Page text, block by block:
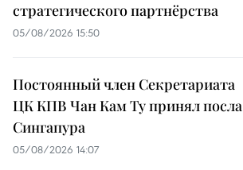
стратегического партнёрства
05/08/2026 15:50
Постоянный член Секретариата
ЦК КПВ Чан Кам Ту принял посла
Сингапура
05/08/2026 14:07